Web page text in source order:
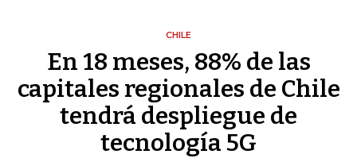
CHILE
En 18 meses, 88% de las
capitales regionales de Chile
tendrá despliegue de
tecnología 5G